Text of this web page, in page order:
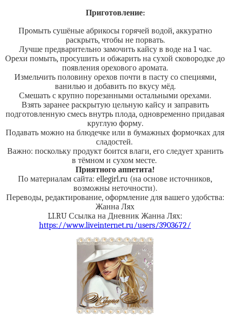
Приготовление:
Промыть сушёные абрикосы горячей водой, аккуратно
раскрыть, чтобы не порвать.
Лучше предварительно замочить кайсу в воде на 1 час.
Орехи помыть, просушить и обжарить на сухой сковородке до
появления орехового аромата.
Измельчить половину орехов почти в пасту со специями,
ванилью и добавить по вкусу мёд.
Смешать с крупно порезанными остальными орехами.
Взять заранее раскрытую цельную кайсу и заправить
подготовленную смесь внутрь плода, одновременно придавая
круглую форму.
Подавать можно на блюдечке или в бумажных формочках для
сладостей.
Важно: поскольку продукт боится влаги, его следует хранить
в тёмном и сухом месте.
Приятного аппетита!
По материалам сайта: ellegirl.ru (на основе источников,
возможны неточности).
Переводы, редактирование, оформление для вашего удобства:
Жанна Лях
LI.RU Ссылка на Дневник Жанна Лях:
https://www.liveinternet.ru/users/3903672/